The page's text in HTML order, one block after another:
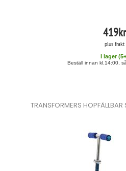
419kr
plus frakt
I lager (5
Beställ innan kl.14:00,
TRANSFORMERS HOPFÄLLBAR